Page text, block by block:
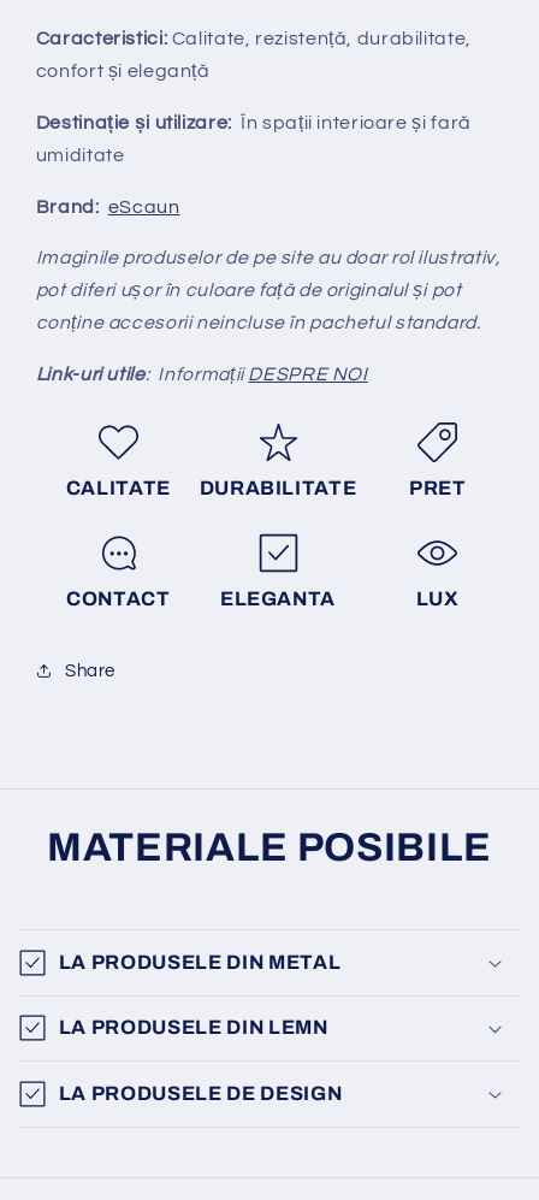
Caracteristici: Calitate, rezistență, durabilitate,
confort și eleganță
Destinație și utilizare: În spații interioare și fară
umiditate
Brand: eScaun
Imaginile produselor de pe site au doar rol ilustrativ,
pot diferi ușor în culoare față de originalul și pot
conține accesorii neincluse în pachetul standard.
Link-uri utile: InformațiiDESPRE NOI
CALITATE DURABILITATE PRET
CONTACT ELEGANTA LUX
Share
MATERIALE POSIBILE
LA PRODUSELE DIN METAL
LA PRODUSELE DIN LEMN
LA PRODUSELE DE DESIGN